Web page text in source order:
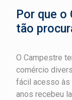
Por que o
tão
O Campestre
comércio
fácil acesso às
anos recebeu